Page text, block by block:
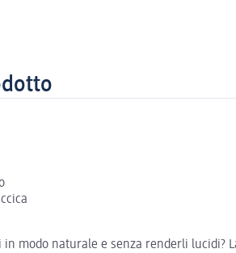
modo naturale e senza renderli lucidi?